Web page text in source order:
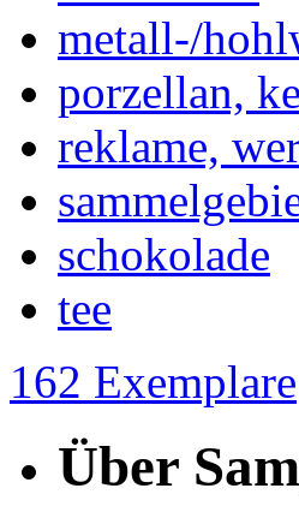
metall-/
porzellan,
reklame,
schokolade
tee
162 Exemplare
Über